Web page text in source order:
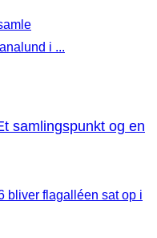
i ...
samlingspunkt og en
bliver flagalléen sat op i